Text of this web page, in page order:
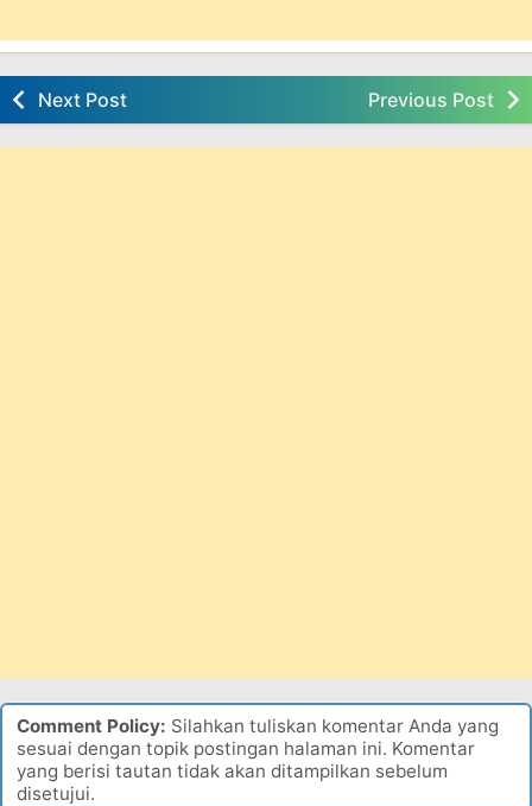
Next Post Previous Post
Comment Policy: Silahkan tuliskan komentar Anda yang
sesuai dengan topik postingan halaman ini. Komentar
yang berisi tautan tidak akan ditampilkan sebelum
disetujui.